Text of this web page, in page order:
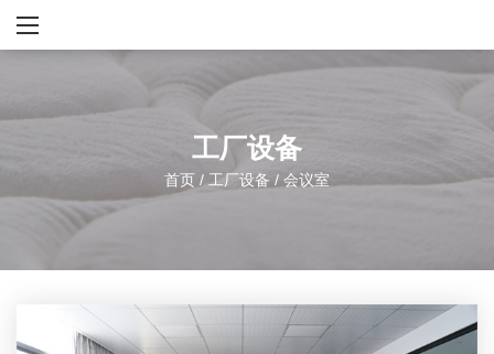
工厂设备
首页 / 工厂设备 / 会议室